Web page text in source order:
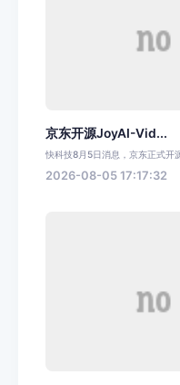
京东开源JoyAI-Vid...
快科技8月5日消息，京东正式开
2026-08-05 17:17:32